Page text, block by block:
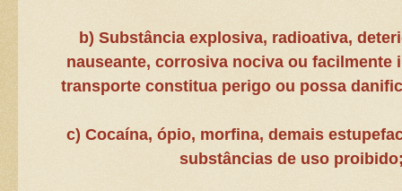
b) Substância explosiva, radioativa,
nauseante, corrosiva nociva ou facilmente
transporte constitua perigo ou possa
c) Cocaína, ópio, morfina, demais
substâncias de uso